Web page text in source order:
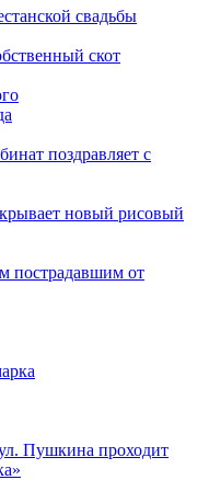
свадьбы
скот
поздравляет с
новый рисовый
пострадавшим от
Пушкина проходит